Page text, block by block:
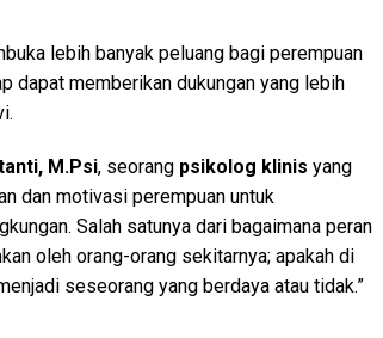
lebih banyak peluang bagi perempuan
dapat memberikan dukungan yang lebih
M.Psi, seorang psikolog klinis yang
dan motivasi perempuan untuk
Salah satunya dari bagaimana peran
oleh orang-orang sekitarnya; apakah di
seseorang yang berdaya atau tidak.”